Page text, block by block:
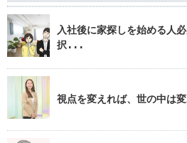
入社後に家探しを始める人
択...
視点を変えれば、世の中